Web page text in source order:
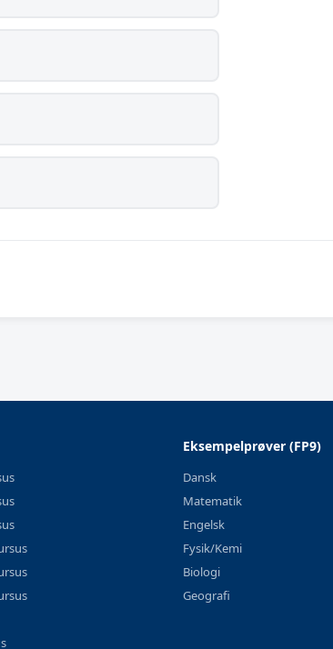
Eksempelprøver (FP9)
Dansk
Matematik
Engelsk
Fysik/Kemi
Biologi
Geografi